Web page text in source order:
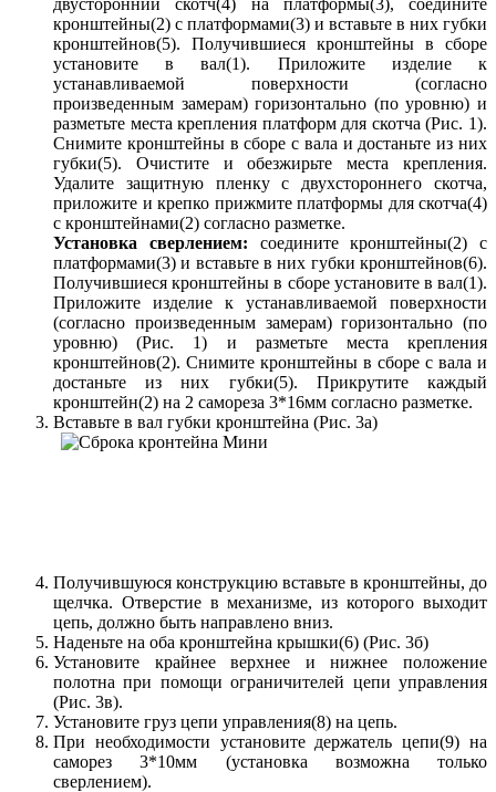
двусторонний скотч(4) на платформы(3), соедините
кронштейны(2) с платформами(3) и вставьте в них губки
кронштейнов(5). Получившиеся кронштейны в сборе
установите в вал(1). Приложите изделие к
устанавливаемой поверхности (согласно
произведенным замерам) горизонтально (по уровню) и
разметьте места крепления платформ для скотча (Рис. 1).
Снимите кронштейны в сборе с вала и достаньте из них
губки(5). Очистите и обезжирьте места крепления.
Удалите защитную пленку с двухстороннего скотча,
приложите и крепко прижмите платформы для скотча(4)
с кронштейнами(2) согласно разметке.
Установка сверлением: соедините кронштейны(2) с
платформами(3) и вставьте в них губки кронштейнов(6).
Получившиеся кронштейны в сборе установите в вал(1).
Приложите изделие к устанавливаемой поверхности
(согласно произведенным замерам) горизонтально (по
уровню) (Рис. 1) и разметьте места крепления
кронштейнов(2). Снимите кронштейны в сборе с вала и
достаньте из них губки(5). Прикрутите каждый
кронштейн(2) на 2 самореза 3*16мм согласно разметке.
Вставьте в вал губки кронштейна (Рис. 3а)
Получившуюся конструкцию вставьте в кронштейны, до
щелчка. Отверстие в механизме, из которого выходит
цепь, должно быть направлено вниз.
Наденьте на оба кронштейна крышки(6) (Рис. 3б)
Установите крайнее верхнее и нижнее положение
полотна при помощи ограничителей цепи управления
(Рис. 3в).
Установите груз цепи управления(8) на цепь.
При необходимости установите держатель цепи(9) на
саморез 3*10мм (установка возможна только
сверлением).